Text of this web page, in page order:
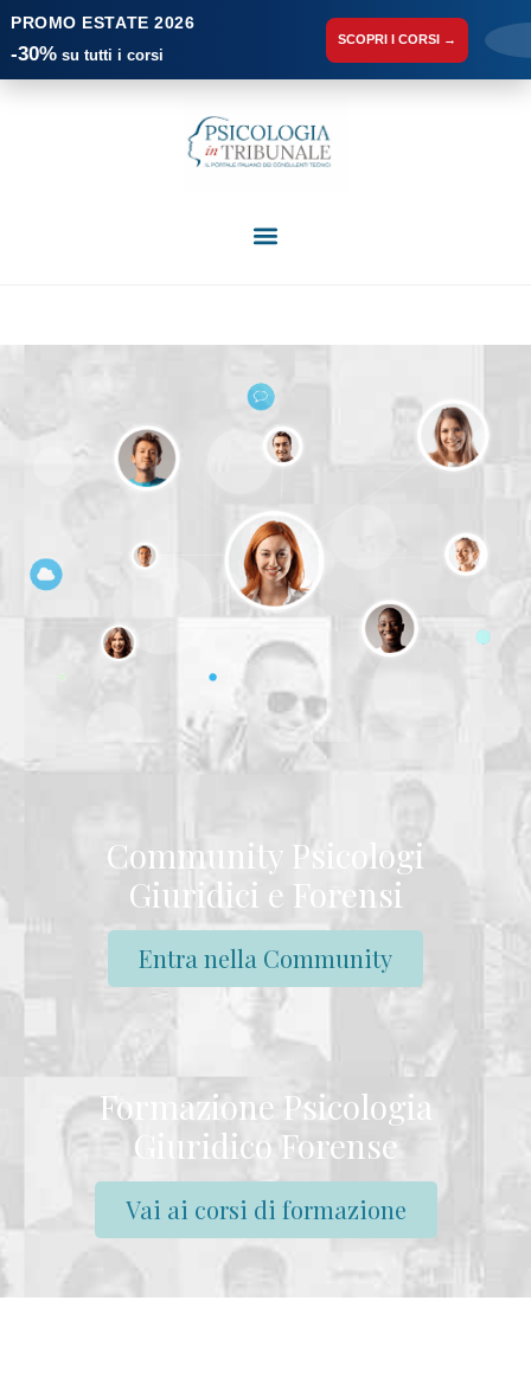
PROMO ESTATE 2026
-30% su tutti i corsi
SCOPRI I CORSI →
Community Psicologi
Giuridici e Forensi
Entra nella Community
Formazione Psicologia
Giuridico Forense
Vai ai corsi di formazione